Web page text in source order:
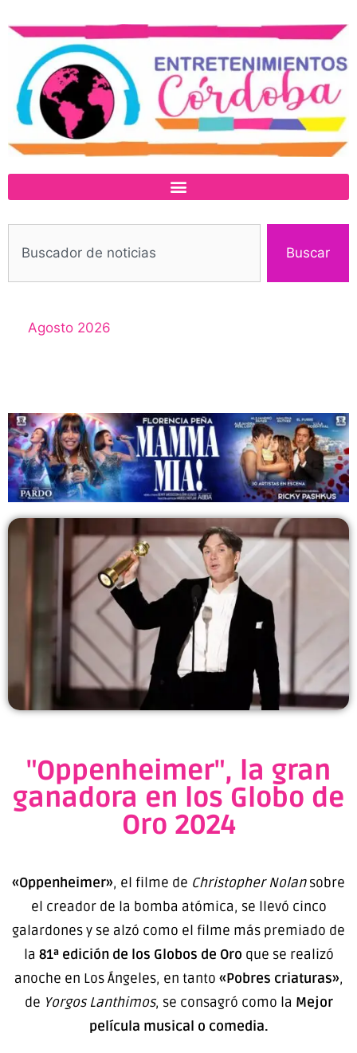
Buscar
Agosto 2026
"Oppenheimer", la gran
ganadora en los Globo de
Oro 2024
«Oppenheimer», el filme de Christopher Nolansobre
el creador de la bomba atómica, se llevó cinco
galardones y se alzó como el filme más premiado de
la 81ª edición de los Globos de Oro que se realizó
anoche en Los Ángeles, en tanto «Pobres criaturas»,
de Yorgos Lanthimos, se consagró como la Mejor
película musical o comedia.